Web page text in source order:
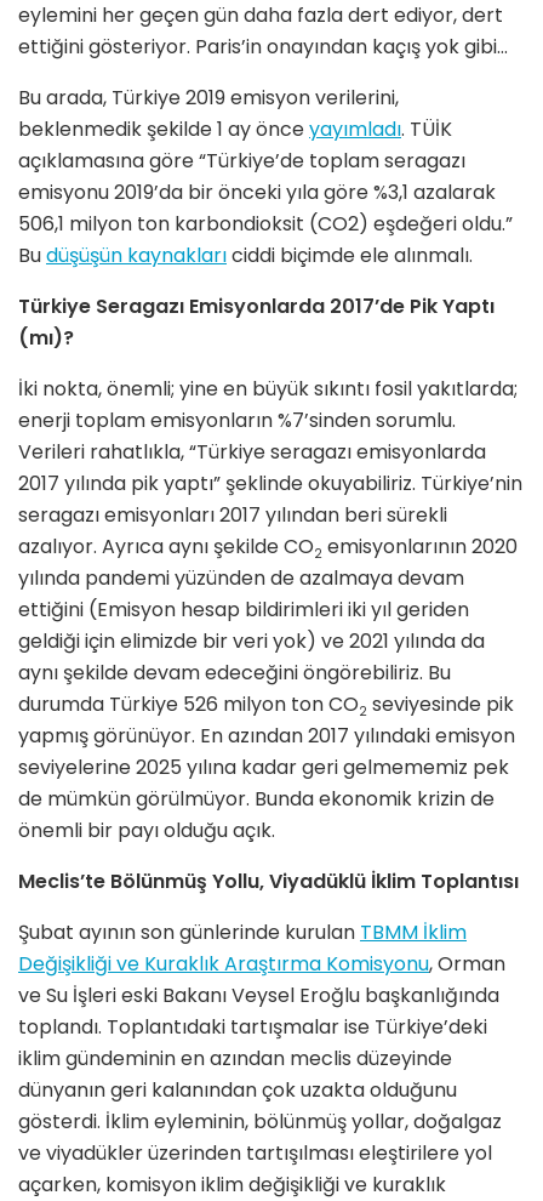
eylemini her geçen gün daha fazla dert ediyor, dert
ettiğini gösteriyor. Paris’in onayından kaçış yok gibi…
Bu arada, Türkiye 2019 emisyon verilerini,
beklenmedik şekilde 1 ay önceyayımladı. TÜİK
açıklamasına göre “Türkiye’de toplam seragazı
emisyonu 2019’da bir önceki yıla göre %3,1 azalarak
506,1 milyon ton karbondioksit (CO2) eşdeğeri oldu.”
Budüşüşün kaynaklarıciddi biçimde ele alınmalı.
Türkiye Seragazı Emisyonlarda 2017’de Pik Yaptı
(mı)?
İki nokta, önemli; yine en büyük sıkıntı fosil yakıtlarda;
enerji toplam emisyonların %7’sinden sorumlu.
Verileri rahatlıkla, “Türkiye seragazı emisyonlarda
2017 yılında pik yaptı” şeklinde okuyabiliriz. Türkiye’nin
seragazı emisyonları 2017 yılından beri sürekli
azalıyor. Ayrıca aynı şekilde CO2 emisyonlarının 2020
yılında pandemi yüzünden de azalmaya devam
ettiğini (Emisyon hesap bildirimleri iki yıl geriden
geldiği için elimizde bir veri yok) ve 2021 yılında da
aynı şekilde devam edeceğini öngörebiliriz. Bu
durumda Türkiye 526 milyon ton CO2 seviyesinde pik
yapmış görünüyor. En azından 2017 yılındaki emisyon
seviyelerine 2025 yılına kadar geri gelmememiz pek
de mümkün görülmüyor. Bunda ekonomik krizin de
önemli bir payı olduğu açık.
Meclis’te Bölünmüş Yollu, Viyadüklü İklim Toplantısı
Şubat ayının son günlerinde kurulan TBMM İklim
Değişikliği ve Kuraklık Araştırma Komisyonu, Orman
ve Su İşleri eski Bakanı Veysel Eroğlu başkanlığında
toplandı. Toplantıdaki tartışmalar ise Türkiye’deki
iklim gündeminin en azından meclis düzeyinde
dünyanın geri kalanından çok uzakta olduğunu
gösterdi. İklim eyleminin, bölünmüş yollar, doğalgaz
ve viyadükler üzerinden tartışılması eleştirilere yol
açarken, komisyon iklim değişikliği ve kuraklık